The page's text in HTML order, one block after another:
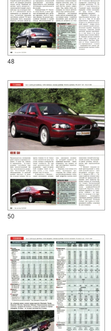
48
50